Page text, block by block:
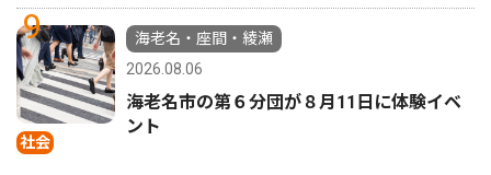
9
社会
海老名・座間・綾瀬
2026.08.06
海老名市の第６分団が８月11日に体験イベ
ント